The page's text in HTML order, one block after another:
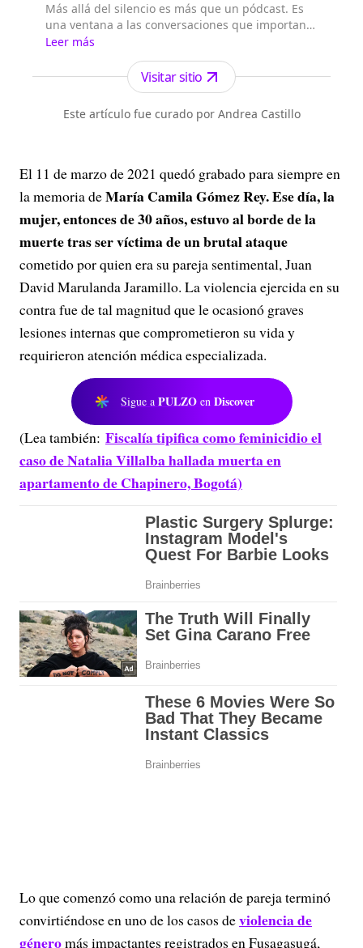
Más allá del silencio es más que un pódcast. Es
una ventana a las conversaciones que importan.
Conducido por Rafael Poveda, este espacio se
dedica a explorar los temas más polémicos y
controvertidos de nuestra época. Cada episodio
es una inmersión profunda, con un enfoque
investigativo y crítico, en los casos que resuenan
en nuestra sociedad. Únete...
Leer más
Visitar sitio
Este artículo fue curado por Andrea Castillo
El 11 de marzo de 2021 quedó grabado para siempre en
la memoria deMaría Camila Gómez Rey. Ese día, la
mujer, entonces de 30 años, estuvo al borde de la
muerte tras ser víctima de un brutal ataque
cometido por quien era su pareja sentimental, Juan
David Marulanda Jaramillo. La violencia ejercida en su
contra fue de tal magnitud que le ocasionó graves
lesiones internas que comprometieron su vida y
requirieron atención médica especializada.
Sigue a PULZO en Discover
(Lea también: Fiscalía tipifica como feminicidio el
caso de Natalia Villalba hallada muerta en
apartamento de Chapinero, Bogotá)
Lo que comenzó como una relación de pareja terminó
convirtiéndose en uno de los casos deviolencia de
géneromás impactantes registrados en Fusagasugá,